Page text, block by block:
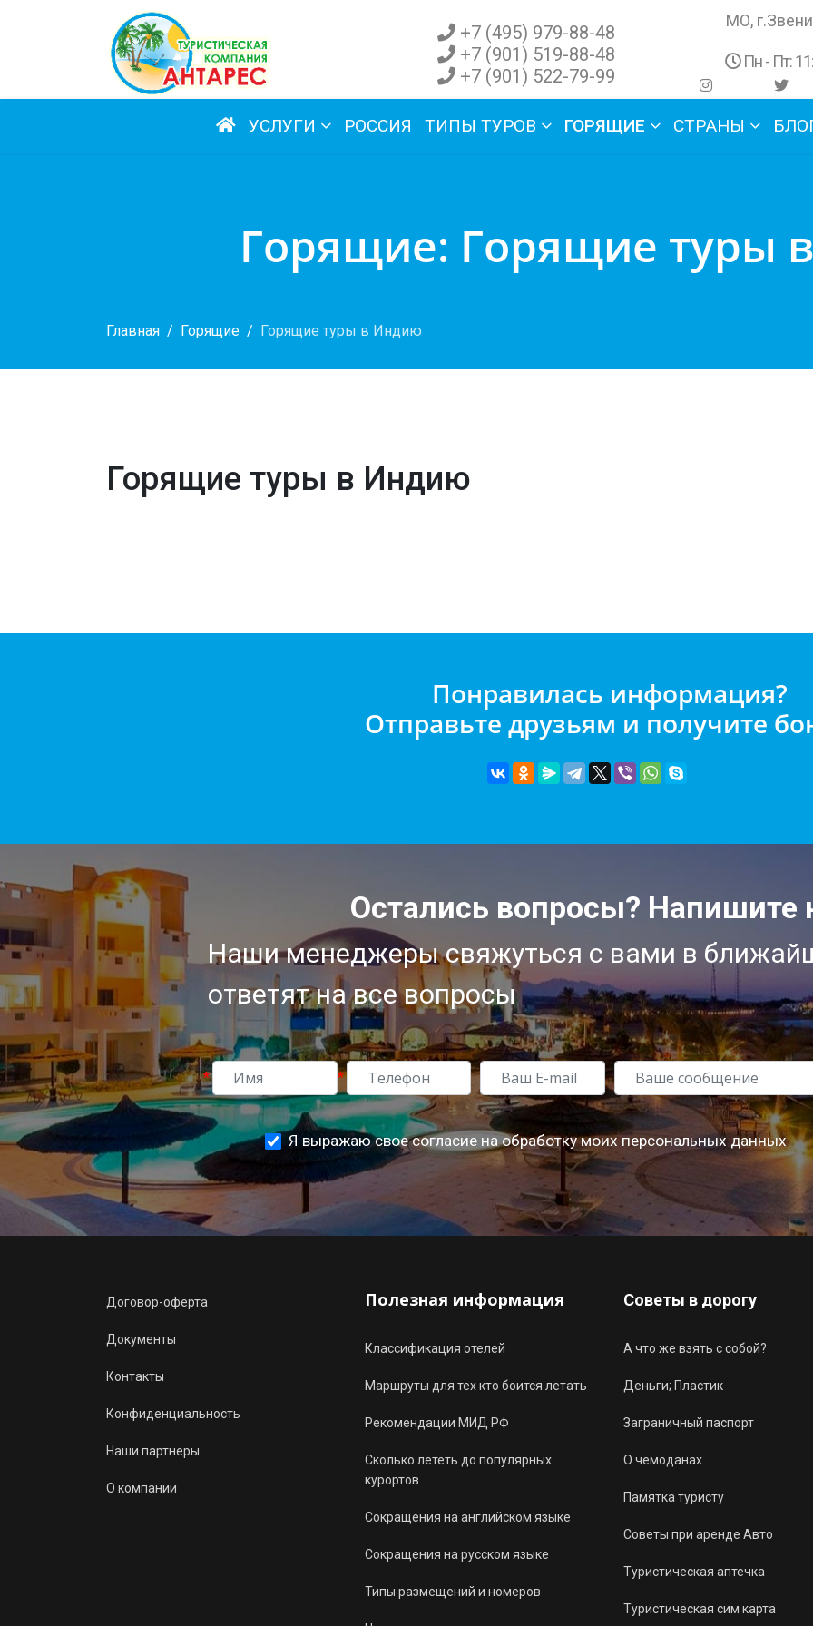
+7 (495) 979-88-48
+7 (901) 519-88-48
+7 (901) 522-79-99
МО,
Пн - Пт:
УСЛУГИ РОССИЯ ТИПЫ ТУРОВ ГОРЯЩИЕ СТРАНЫ
Горящие: Горящие туры
Главная Горящие Горящие туры в Индию
Горящие туры в Индию
Понравилась информация?
Отправьте друзьям и получите
Остались вопросы? Напишите
Наши менеджеры свяжуться с вами в
ответят на все вопросы
* *
Я выражаю свое согласие на обработку моих персональных данных
Договор-оферта
Документы
Контакты
Конфиденциальность
Наши партнеры
О компании
Полезная информация
Классификация отелей
Маршруты для тех кто боится летать
Рекомендации МИД РФ
Сколько лететь до популярных
курортов
Сокращения на английском языке
Сокращения на русском языке
Типы размещений и номеров
Советы в дорогу
А что же взять с собой?
Деньги; Пластик
Заграничный паспорт
О чемоданах
Памятка туристу
Советы при аренде Авто
Туристическая аптечка
Туристическая сим карта